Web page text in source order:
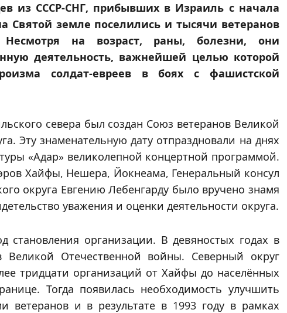
из СССР-СНГ, прибывших в Израиль с начала
Святой земле поселились и тысячи ветеранов
на возраст, раны, болезни, они
деятельность, важнейшей целью которой
солдат-евреев в боях с фашистской
севера был создан Союз ветеранов Великой
Эту знаменательную дату отпраздновали на днях
«Адар» великолепной концертной программой.
Хайфы, Нешера, Йокнеама, Генеральный консул
округа Евгению Лебенгарду было вручено знамя
уважения и оценки деятельности округа.
становления организации. В девяностых годах в
Отечественной войны. Северный округ
тридцати организаций от Хайфы до населённых
Тогда появилась необходимость улучшить
ветеранов и в результате в 1993 году в рамках